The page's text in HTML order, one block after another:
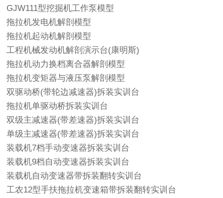
GJW111型挖掘机工作泵模型
拖拉机发电机解剖模型
拖拉机起动机解剖模型
工程机械发动机解剖演示台(康明斯)
拖拉机动力换档离合器解剖模型
拖拉机变矩器与液压泵解剖模型
双驱动桥(带轮边减速器)拆装实训台
拖拉机单驱动桥拆装实训台
双级主减速器(带差速器)拆装实训台
单级主减速器(带差速器)拆装实训台
装载机7档手动变速器拆装实训台
装载机9档自动变速器拆装实训台
装载机自动变速器带拆装翻转实训台
工农12型手扶拖拉机变速箱带拆装翻转实训台